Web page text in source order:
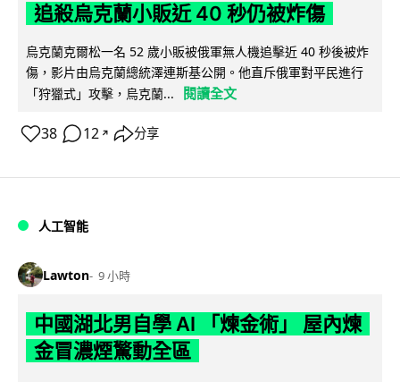
追殺烏克蘭小販近 40 秒仍被炸傷
烏克蘭克爾松一名 52 歲小販被俄軍無人機追擊近 40 秒後被炸
傷，影片由烏克蘭總統澤連斯基公開。他直斥俄軍對平民進行
「狩獵式」攻擊，烏克蘭...
閱讀全文
38 12 ↗ 分享
人工智能
Lawton 9 小時
中國湖北男自學 AI 「煉金術」 屋內煉
金冒濃煙驚動全區